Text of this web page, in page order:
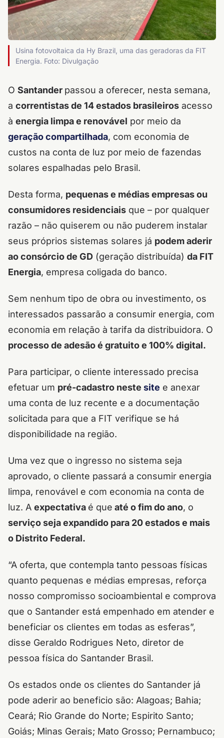
Usina fotovoltaica da Hy Brazil, uma das geradoras da FIT
Energia. Foto: Divulgação
O Santander passou a oferecer, nesta semana,
a correntistas de 14 estados brasileiros acesso
à energia limpa e renovável por meio da
geração compartilhada, com economia de
custos na conta de luz por meio de fazendas
solares espalhadas pelo Brasil.
Desta forma, pequenas e médias empresas ou
consumidores residenciais que – por qualquer
razão – não quiserem ou não puderem instalar
seus próprios sistemas solares já podem aderir
ao consórcio de GD (geração distribuída) da FIT
Energia, empresa coligada do banco.
Sem nenhum tipo de obra ou investimento, os
interessados passarão a consumir energia, com
economia em relação à tarifa da distribuidora. O
processo de adesão é gratuito e 100% digital.
Para participar, o cliente interessado precisa
efetuar um pré-cadastro neste site e anexar
uma conta de luz recente e a documentação
solicitada para que a FIT verifique se há
disponibilidade na região.
Uma vez que o ingresso no sistema seja
aprovado, o cliente passará a consumir energia
limpa, renovável e com economia na conta de
luz. A expectativa é que até o fim do ano, o
serviço seja expandido para 20 estados e mais
o Distrito Federal.
“A oferta, que contempla tanto pessoas físicas
quanto pequenas e médias empresas, reforça
nosso compromisso socioambiental e comprova
que o Santander está empenhado em atender e
beneficiar os clientes em todas as esferas”,
disse Geraldo Rodrigues Neto, diretor de
pessoa física do Santander Brasil.
Os estados onde os clientes do Santander já
pode aderir ao beneficio são: Alagoas; Bahia;
Ceará; Rio Grande do Norte; Espirito Santo;
Goiás; Minas Gerais; Mato Grosso; Pernambuco;